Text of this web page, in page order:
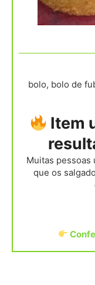
bolo, bolo de
Item
Muitas pessoas utilizam esse acessório para evitar
que os